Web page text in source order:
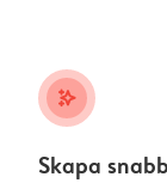
stars_plus
Skapa